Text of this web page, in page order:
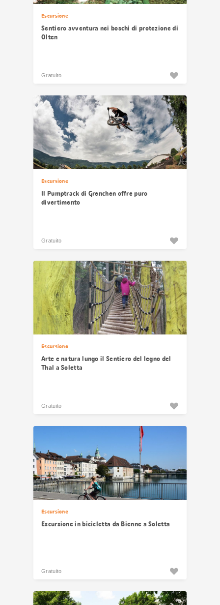
Escursione
Sentiero avventura nei boschi di protezione di
Olten
Gratuito
Escursione
Il Pumptrack di Grenchen offre puro
divertimento
Gratuito
Escursione
Arte e natura lungo il Sentiero del legno del
Thal a Soletta
Gratuito
Escursione
Escursione in bicicletta da Bienne a Soletta
Gratuito